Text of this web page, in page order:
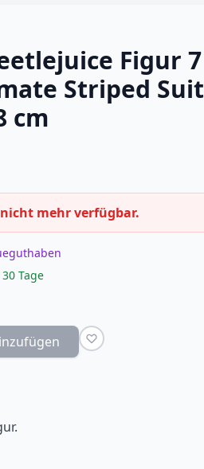
Figur 7
Striped Suit
cm
mehr verfügbar.
Tage